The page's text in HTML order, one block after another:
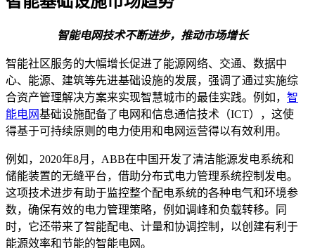
智能电网技术不断进步，推动市场增长
智能社区服务的大幅增长促进了能源网络、交通、数据中
心、能源、建筑等先进基础设施的发展，强调了通过实施综
合资产管理解决方案来实现智慧城市的最佳实践。例如， 智
能电网基础设施配备了电网和信息通信技术（ICT），这使
得基于可持续原则的电力使用和电网运营得以有效利用。
例如，2020年8月，ABB在中国开发了清洁能源发电系统和
储能装置的无缝平台，借助分布式电力管理系统控制发电。
这项技术进步有助于监控整个配电系统的各种电气和环境参
数，确保有效的电力管理策略，例如调峰和负载转移。同
时，它还带来了智能配电、计量和协调控制，以创建有利于
能源效率和节能的智能电网。